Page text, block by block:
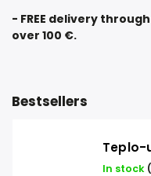
- FREE delivery
over 100 €.
Bestsellers
Teplo-
In stock